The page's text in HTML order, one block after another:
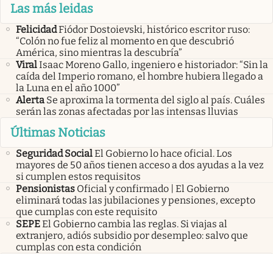
Las más leidas
FelicidadFiódor Dostoievski, histórico escritor ruso:
“Colón no fue feliz al momento en que descubrió
América, sino mientras la descubría”
ViralIsaac Moreno Gallo, ingeniero e historiador: “Sin la
caída del Imperio romano, el hombre hubiera llegado a
la Luna en el año 1000”
Alerta Se aproxima la tormenta del siglo al país. Cuáles
serán las zonas afectadas por las intensas lluvias
Últimas Noticias
Seguridad SocialEl Gobierno lo hace oficial. Los
mayores de 50 años tienen acceso a dos ayudas a la vez
si cumplen estos requisitos
Pensionistas Oficial y confirmado | El Gobierno
eliminará todas las jubilaciones y pensiones, excepto
que cumplas con este requisito
SEPEEl Gobierno cambia las reglas. Si viajas al
extranjero, adiós subsidio por desempleo: salvo que
cumplas con esta condición